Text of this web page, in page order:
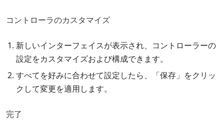
コントローラのカスタマイズ
新しいインターフェイスが表示され、コントローラーの
設定をカスタマイズおよび構成できます。
すべてを好みに合わせて設定したら、「保存」をクリッ
クして変更を適用します。
完了